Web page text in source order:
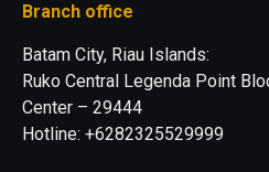
Branch office
Batam City, Riau Islands:
Ruko Central Legenda Point
Center – 29444
Hotline: +6282325529999